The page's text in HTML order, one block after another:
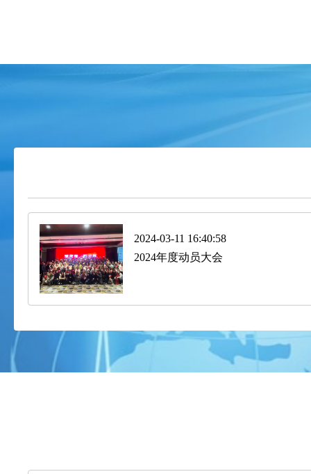
2024-03-11 16:40:58
2024年度动员大会